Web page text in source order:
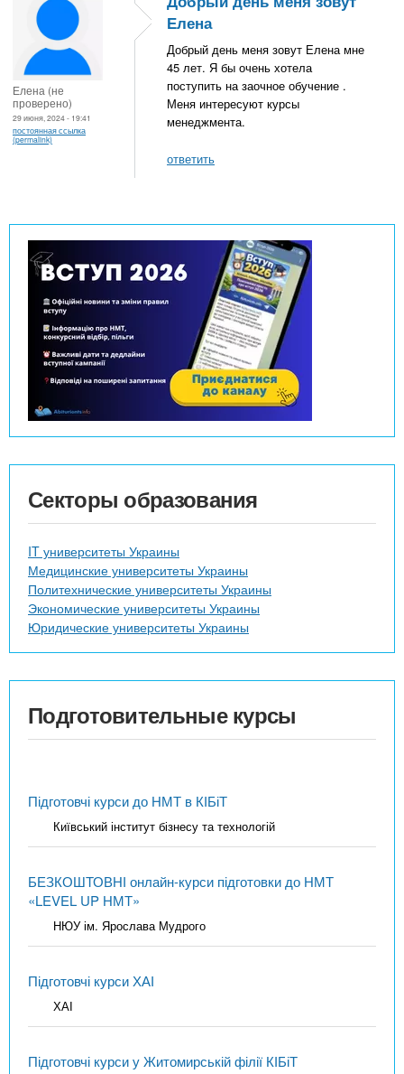
Елена (не
проверено)
29 июня, 2024 - 19:41
постоянная ссылка
(permalink)
Елена
Добрый день меня зовут Елена мне
45 лет. Я бы очень хотела
поступить на заочное обучение .
Меня интересуют курсы
менеджмента.
ответить
Секторы образования
IT университеты Украины
Медицинские университеты Украины
Политехнические университеты Украины
Экономические университеты Украины
Юридические университеты Украины
Подготовительные курсы
Підготовчі курси до НМТ в КІБіТ
Київський інститут бізнесу та технологій
БЕЗКОШТОВНІ онлайн-курси підготовки до НМТ
«LEVEL UP НМТ»
НЮУ ім. Ярослава Мудрого
Підготовчі курси ХАІ
ХАІ
Підготовчі курси у Житомирській філії КІБіТ